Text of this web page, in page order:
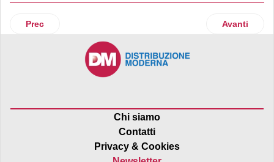
Articolo precedente: Nasce ufficialmente il Consorzio di
Prec Articolo
Avanti
Chi siamo
Contatti
Privacy & Cookies